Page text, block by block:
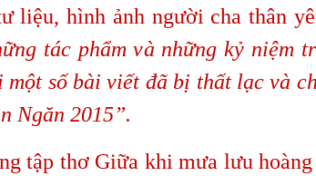
liệu, hình ảnh người cha thân
tác phẩm và những kỷ niệm
một số bài viết đã bị thất lạc và
Ngăn 2015”.
tập thơ Giữa khi mưa lưu hoàng